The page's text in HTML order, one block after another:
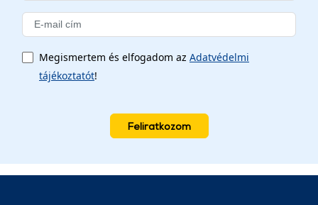
Megismertem és elfogadom az Adatvédelmi
tájékoztatót!
Feliratkozom